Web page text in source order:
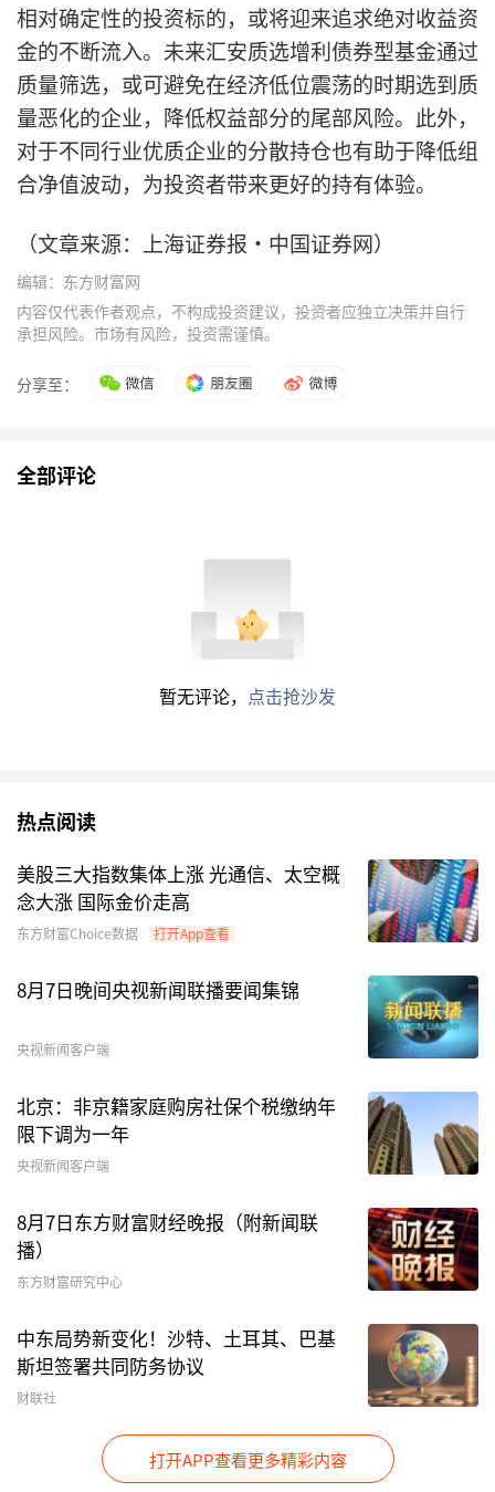
相对确定性的投资标的，或将迎来追求绝对收益资
金的不断流入。未来汇安质选增利债券型基金通过
质量筛选，或可避免在经济低位震荡的时期选到质
量恶化的企业，降低权益部分的尾部风险。此外，
对于不同行业优质企业的分散持仓也有助于降低组
合净值波动，为投资者带来更好的持有体验。
（文章来源：上海证券报·中国证券网）
编辑：东方财富网
内容仅代表作者观点，不构成投资建议，投资者应独立决策并自行
承担风险。市场有风险，投资需谨慎。
分享至：
全部评论
暂无评论， 点击抢沙发
热点阅读
美股三大指数集体上涨 光通信、太空概
念大涨 国际金价走高
东方财富Choice数据 打开App查看
8月7日晚间央视新闻联播要闻集锦
央视新闻客户端
北京：非京籍家庭购房社保个税缴纳年
限下调为一年
央视新闻客户端
8月7日东方财富财经晚报（附新闻联
播）
东方财富研究中心
中东局势新变化！沙特、土耳其、巴基
斯坦签署共同防务协议
财联社
打开APP查看更多精彩内容